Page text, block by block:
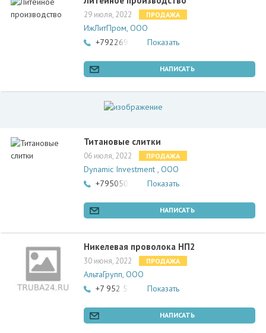
29 июля, 2022 ПРОДАЖА
ИжЛитПром, ООО
+79226904661Показать
НАПИСАТЬ
Титановые слитки
06 июля, 2022 ПРОДАЖА
Dynamic Investment , ООО
+79505077779Показать
НАПИСАТЬ
Никелевая проволока НП2
30 июня, 2022 ПРОДАЖА
АльтаГрупп, ООО
+7 952 51 65 372Показать
НАПИСАТЬ